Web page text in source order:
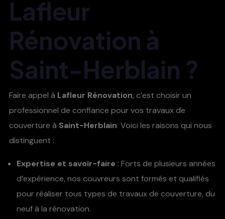
Lafleur
Rénovation à
Saint-Herblain ?
Faire appel à Lafleur Rénovation, c’est choisir un
professionnel de confiance pour vos travaux de
couverture à Saint-Herblain. Voici les raisons qui nous
distinguent :
Expertise et savoir-faire : Forts de plusieurs années
d’expérience, nos couvreurs sont formés et qualifiés
pour réaliser tous types de travaux de couverture, du
neuf à la rénovation.